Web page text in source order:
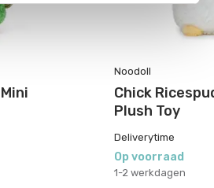
Noodoll
Chick
Plush Toy
Deliverytime
Op voorraad
1-2 werkdagen